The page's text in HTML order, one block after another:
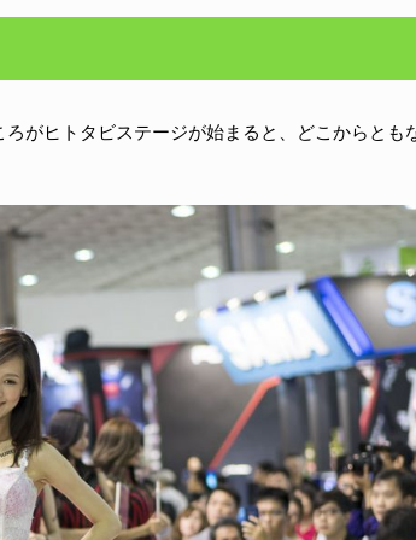
がヒトタビステージが始まると、どこからとも